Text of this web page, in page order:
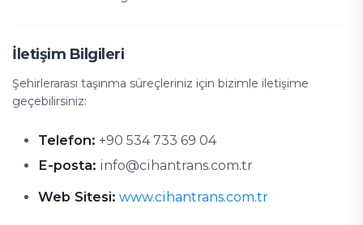
İletişim Bilgileri
Şehirlerarası taşınma süreçleriniz için bizimle iletişime
geçebilirsiniz:
Telefon: +90 534 733 69 04
E-posta: info@cihantrans.com.tr
Web Sitesi: www.cihantrans.com.tr